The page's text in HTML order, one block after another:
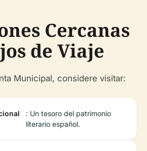
Cercanas
de Viaje
Municipal, considere visitar:
: Un tesoro del patrimonio
literario español.